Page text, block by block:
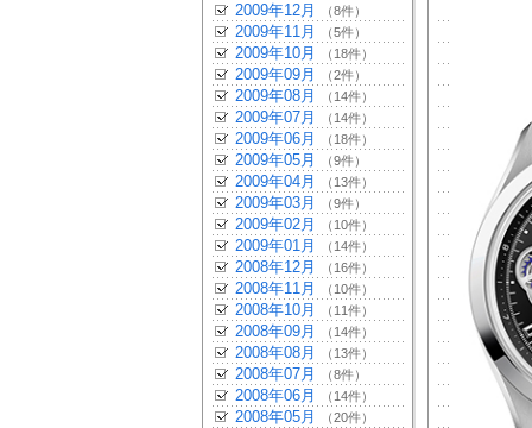
2009年12月 （8件）
2009年11月 （5件）
2009年10月 （18件）
2009年09月 （2件）
2009年08月 （14件）
2009年07月 （14件）
2009年06月 （18件）
2009年05月 （9件）
2009年04月 （13件）
2009年03月 （9件）
2009年02月 （10件）
2009年01月 （14件）
2008年12月 （16件）
2008年11月 （10件）
2008年10月 （11件）
2008年09月 （14件）
2008年08月 （13件）
2008年07月 （8件）
2008年06月 （14件）
2008年05月 （20件）